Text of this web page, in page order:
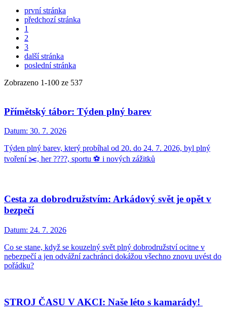
první stránka
předchozí stránka
1
2
3
další stránka
poslední stránka
Zobrazeno 1-100 ze 537
Přímětský tábor: Týden plný barev
Datum: 30. 7. 2026
Týden plný barev, který probíhal od 20. do 24. 7. 2026, byl plný
tvoření ✂️, her ????, sportu ⚽ i nových zážitků
Cesta za dobrodružstvím: Arkádový svět je opět v
bezpečí
Datum: 24. 7. 2026
Co se stane, když se kouzelný svět plný dobrodružství ocitne v
nebezpečí a jen odvážní zachránci dokážou všechno znovu uvést do
pořádku?
STROJ ČASU V AKCI: Naše léto s kamarády!